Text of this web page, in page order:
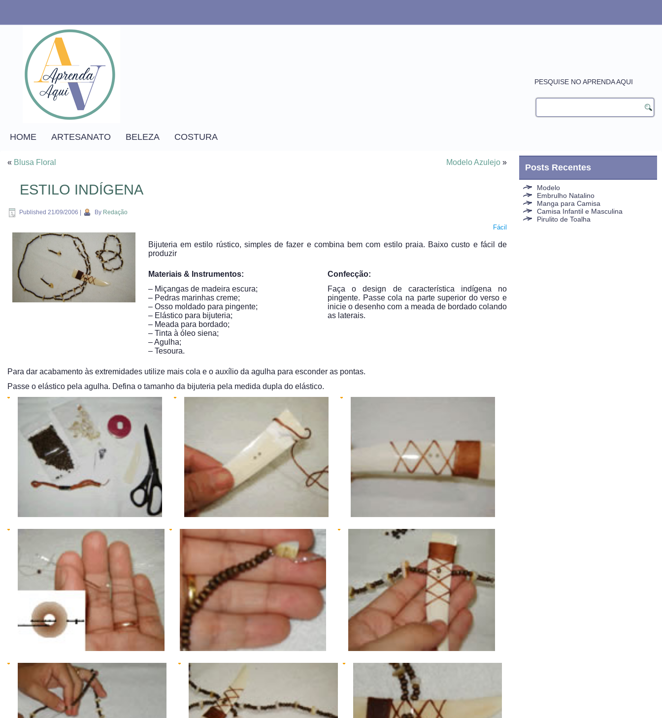
PESQUISE NO APRENDA AQUI
HOME ARTESANATO BELEZA COSTURA
« Blusa Floral Modelo Azulejo »
ESTILO INDÍGENA
Published 21/09/2006 By Redação
Fácil
Bijuteria em estilo rústico, simples de fazer e combina bem com estilo praia. Baixo custo e fácil de
produzir
Materiais & Instrumentos:
– Miçangas de madeira escura;
– Pedras marinhas creme;
– Osso moldado para pingente;
– Elástico para bijuteria;
– Meada para bordado;
– Tinta à óleo siena;
– Agulha;
– Tesoura.
Confecção:
Faça o design de característica indígena no
pingente. Passe cola na parte superior do verso e
inicie o desenho com a meada de bordado colando
as laterais.
Para dar acabamento às extremidades utilize mais cola e o auxílio da agulha para esconder as pontas.
Passe o elástico pela agulha. Defina o tamanho da bijuteria pela medida dupla do elástico.
Posts Recentes
Modelo
Embrulho Natalino
Manga para Camisa
Camisa Infantil e Masculina
Pirulito de Toalha